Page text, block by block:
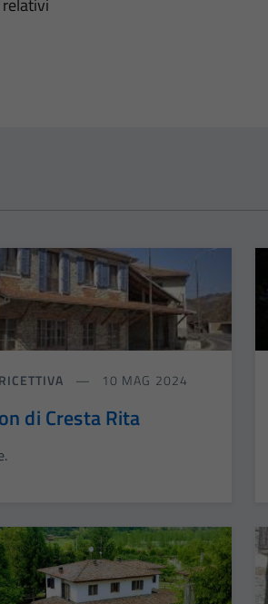
10 MAG 2024
di Cresta Rita